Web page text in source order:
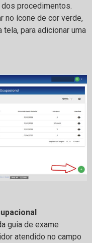
procedimentos.
no ícone de cor verde,
para adicionar uma
guia de exame
atendido no campo